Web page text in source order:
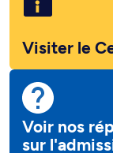
Visiter le
Voir nos
sur